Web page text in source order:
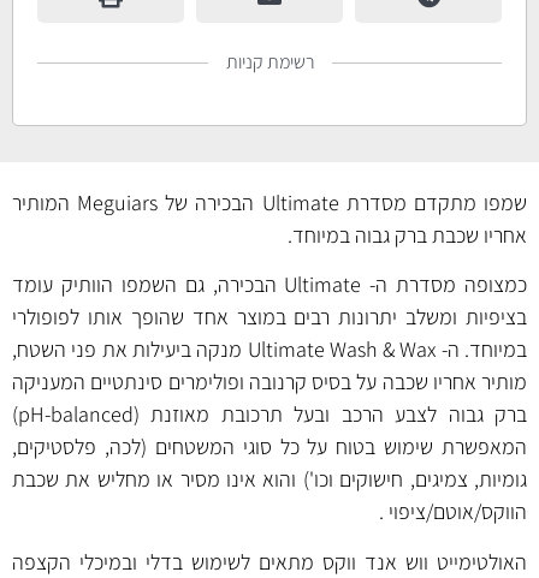
רשימת קניות
שמפו מתקדם מסדרת Ultimate הבכירה של Meguiars המותיר
אחריו שכבת ברק גבוה במיוחד.
כמצופה מסדרת ה- Ultimate הבכירה, גם השמפו הוותיק עומד
בציפיות ומשלב יתרונות רבים במוצר אחד שהופך אותו לפופולרי
במיוחד. ה- Ultimate Wash & Wax מנקה ביעילות את פני השטח,
מותיר אחריו שכבה על בסיס קרנובה ופולימרים סינתטיים המעניקה
ברק גבוה לצבע הרכב ובעל תרכובת מאוזנת (pH-balanced)
המאפשרת שימוש בטוח על כל סוגי המשטחים (לכה, פלסטיקים,
גומיות, צמיגים, חישוקים וכו') והוא אינו מסיר או מחליש את שכבת
הווקס/אוטם/ציפוי .
האולטימייט ווש אנד ווקס מתאים לשימוש בדלי ובמיכלי הקצפה